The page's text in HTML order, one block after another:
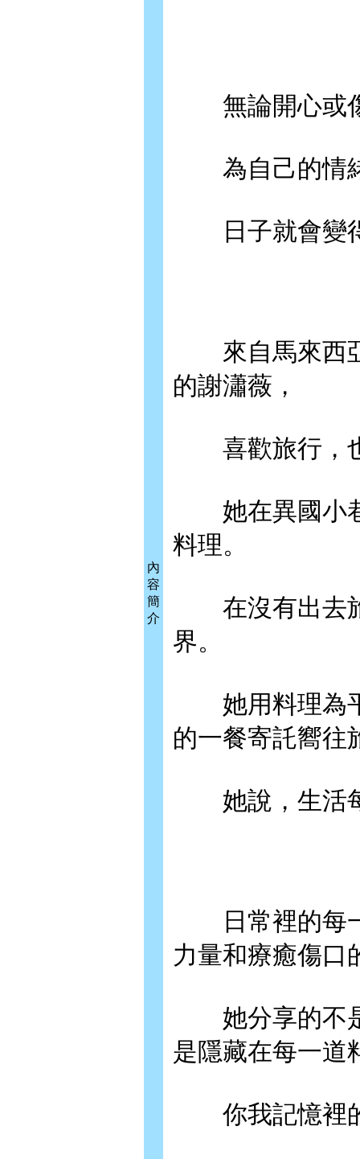
內
容
簡
介
無論開心或傷
為自己的情緒
日子就會變
來自馬來西亞
的謝瀟薇，
喜歡旅行，
她在異國小巷
料理。
在沒有出去旅
界。
她用料理為平
的一餐寄託嚮往
她說，生活每
日常裡的每一
力量和療癒傷口
她分享的不是
是隱藏在每一道
你我記憶裡